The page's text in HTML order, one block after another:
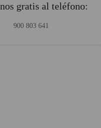
gratis al teléfono:
900 803 641